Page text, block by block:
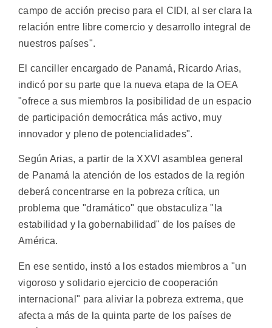
campo de acción preciso para el CIDI, al ser clara la
relación entre libre comercio y desarrollo integral de
nuestros países".
El canciller encargado de Panamá, Ricardo Arias,
indicó por su parte que la nueva etapa de la OEA
"ofrece a sus miembros la posibilidad de un espacio
de participación democrática más activo, muy
innovador y pleno de potencialidades".
Según Arias, a partir de la XXVI asamblea general
de Panamá la atención de los estados de la región
deberá concentrarse en la pobreza crítica, un
problema que "dramático" que obstaculiza "la
estabilidad y la gobernabilidad" de los países de
América.
En ese sentido, instó a los estados miembros a "un
vigoroso y solidario ejercicio de cooperación
internacional" para aliviar la pobreza extrema, que
afecta a más de la quinta parte de los países de